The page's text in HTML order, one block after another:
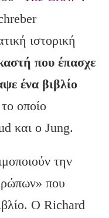
ιστορική
που έπασχε
ένα βιβλίο
οποίο
και ο Jung.
την
που
Ο Richard